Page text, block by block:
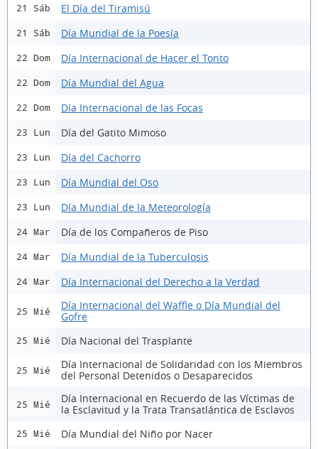
21 Sáb El Día del Tiramisú
21 Sáb Día Mundial de la Poesía
22 Dom Día Internacional de Hacer el Tonto
22 Dom Día Mundial del Agua
22 Dom Día Internacional de las Focas
23 Lun Día del Gatito Mimoso
23 Lun Día del Cachorro
23 Lun Día Mundial del Oso
23 Lun Día Mundial de la Meteorología
24 Mar Día de los Compañeros de Piso
24 Mar Día Mundial de la Tuberculosis
24 Mar Día Internacional del Derecho a la Verdad
25 Mié
Día Internacional del Waffle o Día Mundial del
Gofre
25 Mié Día Nacional del Trasplante
25 Mié
Día Internacional de Solidaridad con los Miembros
del Personal Detenidos o Desaparecidos
25 Mié
Día Internacional en Recuerdo de las Víctimas de
la Esclavitud y la Trata Transatlántica de Esclavos
25 Mié Día Mundial del Niño por Nacer